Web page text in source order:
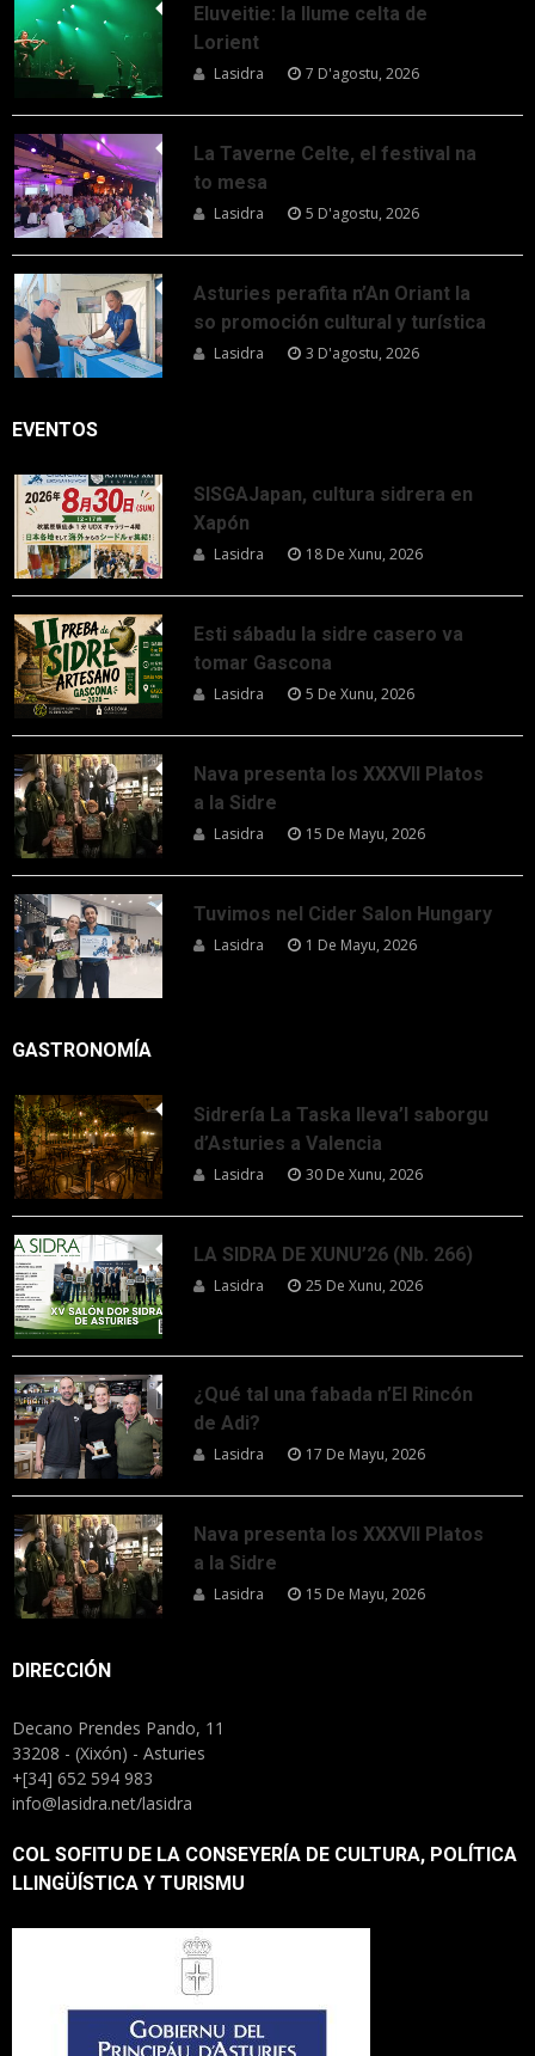
Eluveitie: la llume celta de
Lorient
Lasidra 7 D'agostu, 2026
La Taverne Celte, el festival na
to mesa
Lasidra 5 D'agostu, 2026
Asturies perafita n’An Oriant la
so promoción cultural y turística
Lasidra 3 D'agostu, 2026
EVENTOS
SISGAJapan, cultura sidrera en
Xapón
Lasidra 18 De Xunu, 2026
Esti sábadu la sidre casero va
tomar Gascona
Lasidra 5 De Xunu, 2026
Nava presenta los XXXVII Platos
a la Sidre
Lasidra 15 De Mayu, 2026
Tuvimos nel Cider Salon Hungary
Lasidra 1 De Mayu, 2026
GASTRONOMÍA
Sidrería La Taska lleva’l saborgu
d’Asturies a Valencia
Lasidra 30 De Xunu, 2026
LA SIDRA DE XUNU’26 (Nb. 266)
Lasidra 25 De Xunu, 2026
¿Qué tal una fabada n’El Rincón
de Adi?
Lasidra 17 De Mayu, 2026
Nava presenta los XXXVII Platos
a la Sidre
Lasidra 15 De Mayu, 2026
DIRECCIÓN
Decano Prendes Pando, 11
33208 - (Xixón) - Asturies
+[34] 652 594 983
info@lasidra.net/lasidra
COL SOFITU DE LA CONSEYERÍA DE CULTURA, POLÍTICA
LLINGÜÍSTICA Y TURISMU